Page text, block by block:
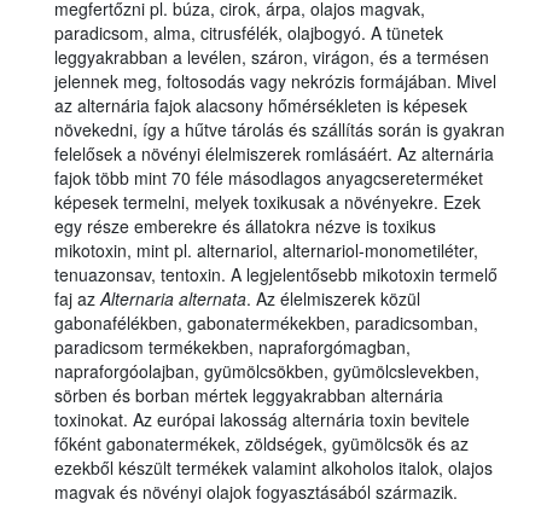
megfertőzni pl. búza, cirok, árpa, olajos magvak,
paradicsom, alma, citrusfélék, olajbogyó. A tünetek
leggyakrabban a levélen, száron, virágon, és a termésen
jelennek meg, foltosodás vagy nekrózis formájában. Mivel
az alternária fajok alacsony hőmérsékleten is képesek
növekedni, így a hűtve tárolás és szállítás során is gyakran
felelősek a növényi élelmiszerek romlásáért. Az alternária
fajok több mint 70 féle másodlagos anyagcsereterméket
képesek termelni, melyek toxikusak a növényekre. Ezek
egy része emberekre és állatokra nézve is toxikus
mikotoxin, mint pl. alternariol, alternariol-monometiléter,
tenuazonsav, tentoxin. A legjelentősebb mikotoxin termelő
faj az Alternaria alternata. Az élelmiszerek közül
gabonafélékben, gabonatermékekben, paradicsomban,
paradicsom termékekben, napraforgómagban,
napraforgóolajban, gyümölcsökben, gyümölcslevekben,
sörben és borban mértek leggyakrabban alternária
toxinokat. Az európai lakosság alternária toxin bevitele
főként gabonatermékek, zöldségek, gyümölcsök és az
ezekből készült termékek valamint alkoholos italok, olajos
magvak és növényi olajok fogyasztásából származik.